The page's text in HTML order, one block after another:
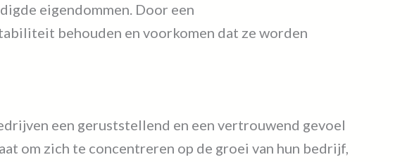
eigendommen. Door een
behouden en voorkomen dat ze worden
een geruststellend en een vertrouwend gevoel
om zich te concentreren op de groei van hun bedrijf,